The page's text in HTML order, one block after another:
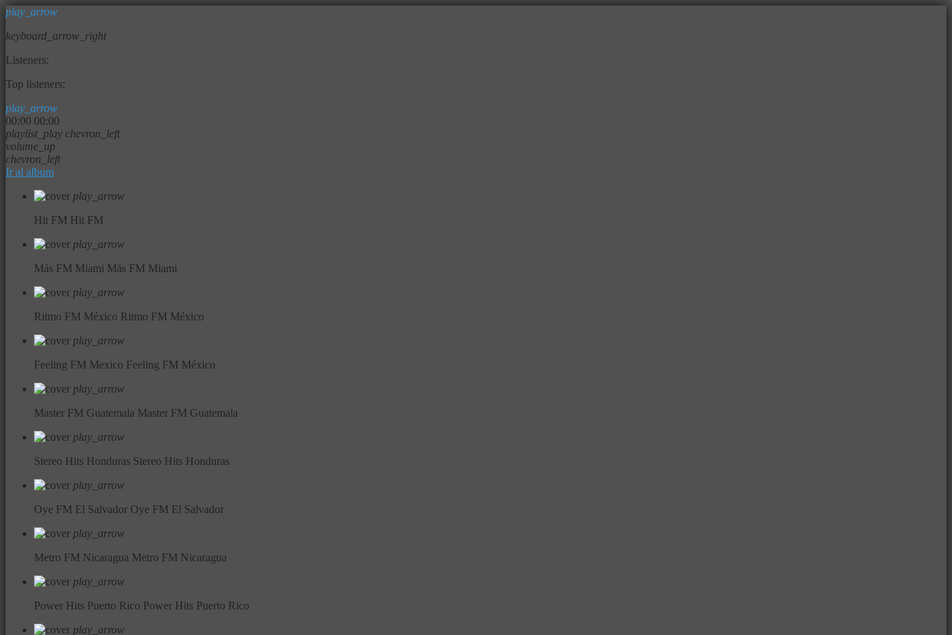
play_arrow
keyboard_arrow_right
Listeners:
Top listeners:
play_arrow
00:00 00:00
playlist_play chevron_left
volume_up
chevron_left
Ir al album
play_arrow
Hit FM Hit FM
play_arrow
Más FM Miami Más FM Miami
play_arrow
Ritmo FM México Ritmo FM México
play_arrow
Feeling FM Mexico Feeling FM México
play_arrow
Master FM Guatemala Master FM Guatemala
play_arrow
Stereo Hits Honduras Stereo Hits Honduras
play_arrow
Oye FM El Salvador Oye FM El Salvador
play_arrow
Metro FM Nicaragua Metro FM Nicaragua
play_arrow
Power Hits Puerto Rico Power Hits Puerto Rico
play_arrow